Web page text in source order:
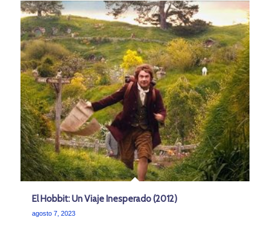
El Hobbit: Un Viaje Inesperado (2012)
agosto 7, 2023